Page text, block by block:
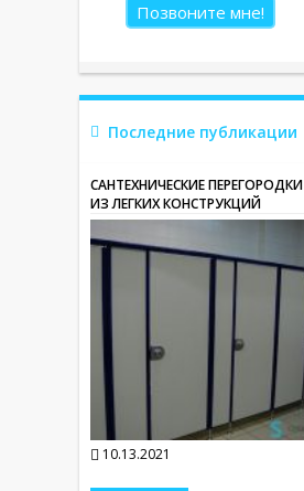
Позвоните мне!
Последние публикации
САНТЕХНИЧЕСКИЕ ПЕРЕГОРОДКИ
ИЗ ЛЕГКИХ КОНСТРУКЦИЙ
10.13.2021